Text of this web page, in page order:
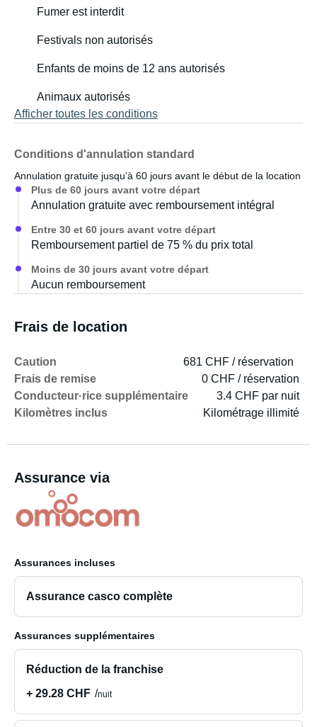
Fumer est interdit
Festivals non autorisés
Enfants de moins de 12 ans autorisés
Animaux autorisés
Afficher toutes les conditions
Conditions d'annulation standard
Annulation gratuite jusqu’à 60 jours avant le début de la location
Plus de 60 jours avant votre départ
Annulation gratuite avec remboursement intégral
Entre 30 et 60 jours avant votre départ
Remboursement partiel de 75 % du prix total
Moins de 30 jours avant votre départ
Aucun remboursement
Frais de location
Caution
681 CHF / réservation
Frais de remise
0 CHF / réservation
Conducteur·rice supplémentaire
3.4 CHF par nuit
Kilomètres inclus
Kilométrage illimité
Assurance via
Assurances incluses
Assurance casco complète
Assurances supplémentaires
Réduction de la franchise
+ 29.28 CHF
nuit